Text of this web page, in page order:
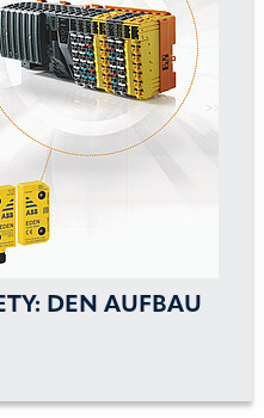
DEN AUFBAU
VEREINFACHEN